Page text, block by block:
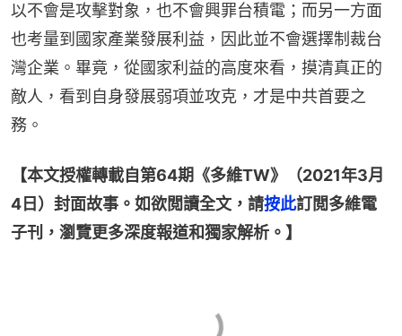
以不會是攻擊對象，也不會興罪台積電；而另一方面
也考量到國家產業發展利益，因此並不會選擇制裁台
灣企業。畢竟，從國家利益的高度來看，摸清真正的
敵人，看到自身發展弱項並攻克，才是中共首要之
務。
【本文授權轉載自第64期《多維TW》（2021年3月
4日）封面故事。如欲閲讀全文，請按此訂閲多維電
子刊，瀏覽更多深度報道和獨家解析。】